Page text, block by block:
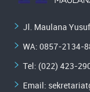
Jl. Maulana
WA: 0857-2134-
Tel: (022) 423-
Email: